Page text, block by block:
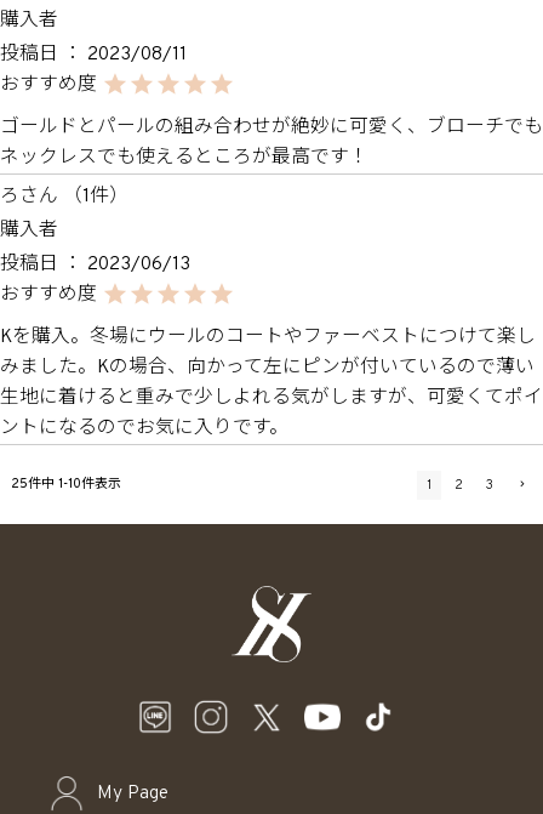
購入者
投稿日
2023/08/11
ゴールドとパールの組み合わせが絶妙に可愛く、ブローチでも
ネックレスでも使えるところが最高です！
ろ
1
購入者
投稿日
2023/06/13
Kを購入。冬場にウールのコートやファーベストにつけて楽し
みました。Kの場合、向かって左にピンが付いているので薄い
生地に着けると重みで少しよれる気がしますが、可愛くてポイ
ントになるのでお気に入りです。
25件中 1-10件表示 1 2 3
My Page